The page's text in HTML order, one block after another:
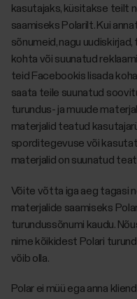
kasutajaks, küsitakse teilt
saamiseks Polarilt. Kui
sõnumeid, nagu
kohta või suunatud
teid Facebookis lisada
saata teile suunatud
turundus- ja muude
materjalid teatud
sporditegevuse või
materjalid on suunatud
Võite võtta iga aeg tagasi
materjalide saamiseks
turundussõnumi kaudu.
nime kõikidest Polari
võib olla.
Polar ei müü ega anna